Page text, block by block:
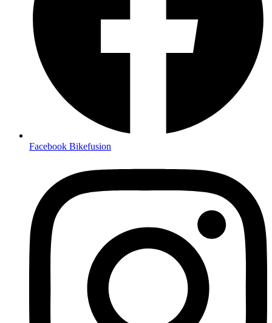
Facebook Bikefusion